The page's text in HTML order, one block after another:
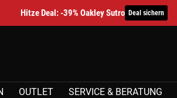
Hitze Deal: -39% Oakley Sutro Deal sichern
OUTLET SERVICE & BERATUNG